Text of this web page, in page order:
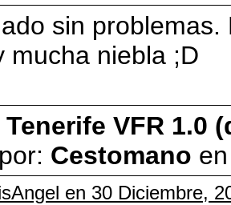
sin
mucha niebla ;D
Tenerife VFR 1.0
Cestomano
en 30 Diciembre,